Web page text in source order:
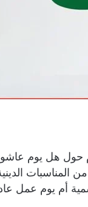
المناسبات
أم يوم عمل